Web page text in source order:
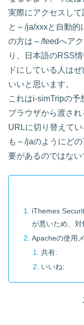
実際にアクセスし
と～/ja/xxxと自動
の方は～/feedへア
り、日本語のRSS
ドにしている人は
いいと思います。
これはi-simTripの予
ブラウザから渡さ
URLに切り替えて
も～/jaのようにど
要があるのではない
iThemes
が悪いため、対
Apacheの使用
共有:
いいね: